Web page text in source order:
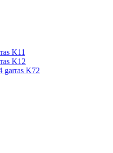
K11
K12
garras K72